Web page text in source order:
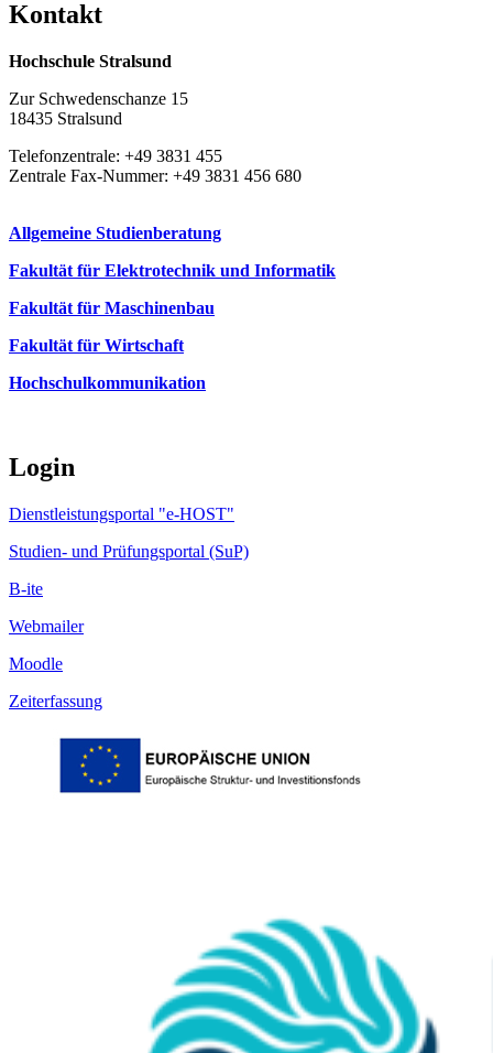
Kon­takt
Hochschule Stralsund
Zur Schwedenschanze 15
18435 Stralsund
Telefonzentrale: +49 3831 455
Zentrale Fax-Nummer: +49 3831 456 680
Allgemeine Studienberatung
Fakultät für Elektrotechnik und Informatik
Fakultät für Maschinenbau
Fakultät für Wirtschaft
Hochschulkommunikation
Login
Dienstleistungsportal "e-HOST"
Studien- und Prüfungsportal (SuP)
B-ite
Webmailer
Moodle
Zeiterfassung